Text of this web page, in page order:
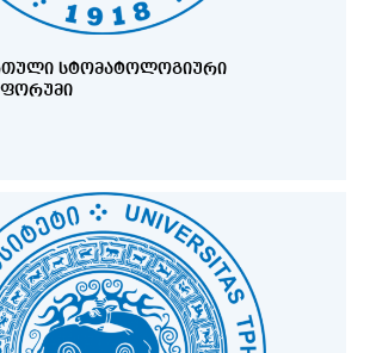
ᲡᲢᲝᲛᲐᲢᲝᲚᲝᲒᲘᲣᲠᲘ
ᲤᲝᲠᲣᲛᲘ